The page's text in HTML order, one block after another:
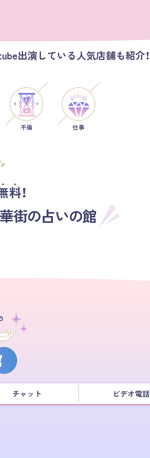
出演している人気店舗も紹介！
不倫 仕事
！
街の占いの館
チャット ビデオ電話